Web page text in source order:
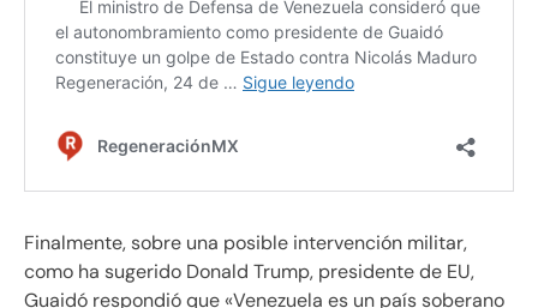
Finalmente, sobre una posible intervención militar,
como ha sugerido Donald Trump, presidente de EU,
Guaidó respondió que «Venezuela es un país soberano